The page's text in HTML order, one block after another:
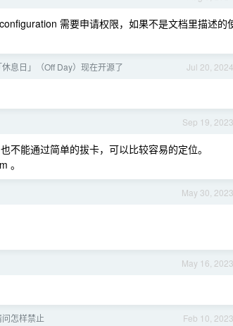
需要申请权限，如果不是文档里描述的
Jul 20, 2024
息日」（Off Day）现在开源了
Sep 19, 2023
能通过简单的拔卡，可以比较容易的定位。
。
May 30, 2023
May 16, 2023
Feb 10, 2023
怎样禁止